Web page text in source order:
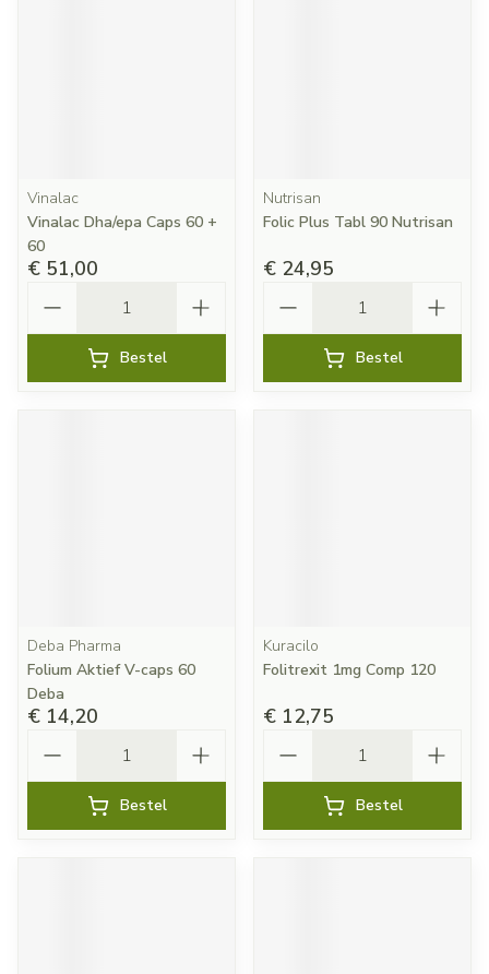
Vinalac
Vinalac Dha/epa Caps 60 +
60
€ 51,00
Bestel
Nutrisan
Folic Plus Tabl 90 Nutrisan
€ 24,95
Bestel
Deba Pharma
Folium Aktief V-caps 60
Deba
€ 14,20
Bestel
Kuracilo
Folitrexit 1mg Comp 120
€ 12,75
Bestel